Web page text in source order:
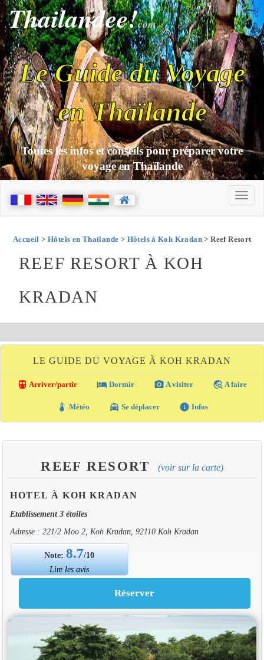
Thailandee!com
Le Guide du Voyage
en Thaïlande
Toutes les infos et conseils pour préparer votre
voyage en Thaïlande
Accueil > Hôtels en Thaïlande > Hôtels à Koh Kradan > Reef Resort
REEF RESORT À KOH
KRADAN
LE GUIDE DU VOYAGE À KOH KRADAN
directions_transit Arriver/partir local_hotel Dormir photo_camera A visiter travel_explore A faire
thermostat Météo local_taxi Se déplacer info Infos
REEF RESORT (voir sur la carte)
HOTEL À KOH KRADAN
Etablissement 3 étoiles
Adresse : 221/2 Moo 2, Koh Kradan, 92110 Koh Kradan
Note:8.7/10
Lire les avis